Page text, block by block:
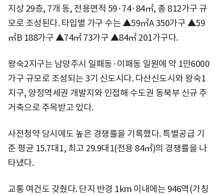
지상 29층, 7개 동, 전용면적 59·74·84㎡, 총 812가구 규
모로 조성된다. 타입별 가구 수는 ▲59㎡A 350가구 ▲59
㎡B 188가구 ▲74㎡ 73가구 ▲84㎡ 201가구다.
왕숙2지구는 남양주시 일패동·이패동 일원에 약 1만6000
가구 규모로 조성되는 3기 신도시다. 다산신도시와 왕숙1
지구, 양정역세권 개발지와 인접해 수도권 동북부 신규 주
거축으로 주목받고 있다.
사전청약 당시에도 높은 경쟁률을 기록했다. 특별공급 기
준 평균 15.7대1, 최고 29.9대1(전용 84㎡)의 경쟁률을 나
타냈다.
교통 여건도 갖췄다. 단지 반경 1km 이내에는 946역(가칭